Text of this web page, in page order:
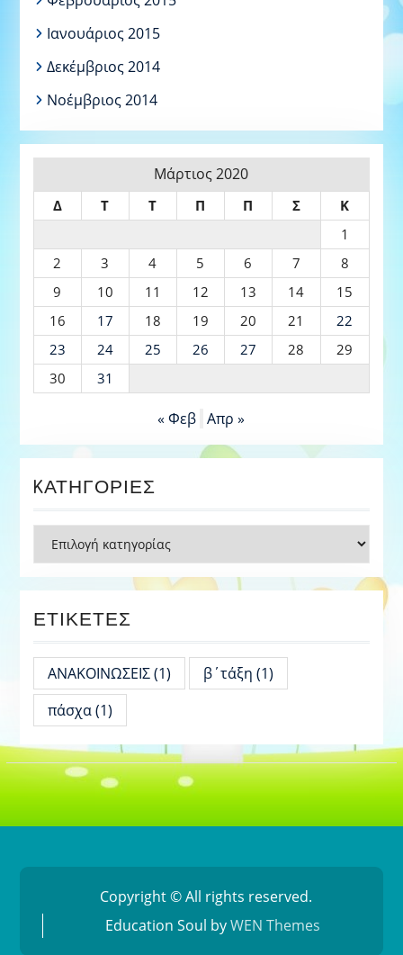
Ιανουάριος 2015
Δεκέμβριος 2014
Νοέμβριος 2014
Μάρτιος 2020
Δ Τ Τ Π Π Σ
Κ
1
2
3 4 5 6 7
8
9
10 11 12 13 14
15
16
17 18 19 20 21
22
23
24 25 26 27 28
29
30
31
« Φεβ Απρ »
KΑΤΗΓΟΡΊΕΣ
Kατηγορίες
ΕΤΙΚΈΤΕΣ
ΑΝΑΚΟΙΝΩΣΕΙΣ(1) β΄τάξη (1)
πάσχα(1)
Copyright © All rights reserved.
Education Soul byWEN Themes